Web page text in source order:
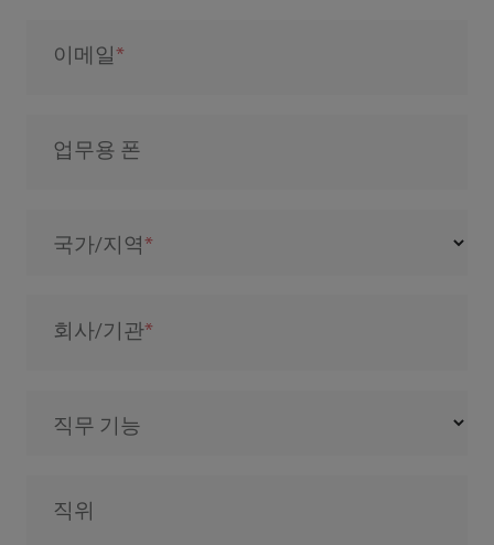
이메일
업무용 폰
국가/지역
회사/기관
직무 기능
직위